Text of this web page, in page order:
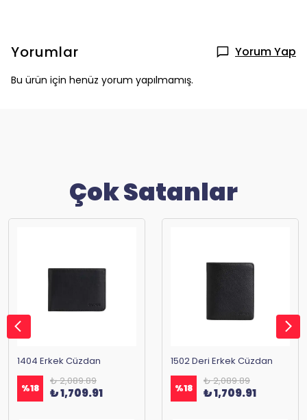
Yorumlar Yorum Yap
Bu ürün için henüz yorum yapılmamış.
Çok Satanlar
1404 Erkek Cüzdan
%18
₺ 2,089.89
₺ 1,709.91
1502 Deri Erkek Cüzdan
%18
₺ 2,089.89
₺ 1,709.91